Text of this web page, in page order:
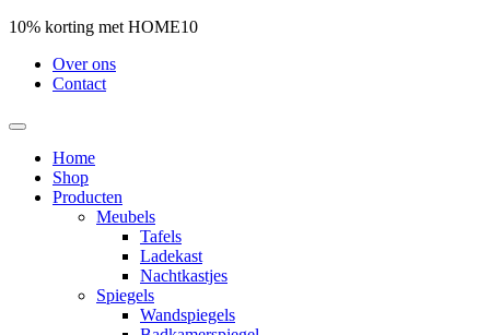
10% korting met HOME10
Over ons
Contact
Home
Shop
Producten
Meubels
Tafels
Ladekast
Nachtkastjes
Spiegels
Wandspiegels